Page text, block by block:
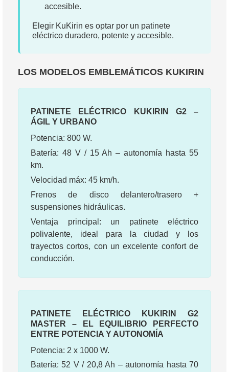
accesible.
Elegir KuKirin es optar por un patinete
eléctrico duradero, potente y accesible.
LOS MODELOS EMBLEMÁTICOS KUKIRIN
PATINETE ELÉCTRICO KUKIRIN G2 –
ÁGIL Y URBANO
Potencia: 800 W.
Batería: 48 V / 15 Ah – autonomía hasta 55
km.
Velocidad máx: 45 km/h.
Frenos de disco delantero/trasero +
suspensiones hidráulicas.
Ventaja principal: un patinete eléctrico
polivalente, ideal para la ciudad y los
trayectos cortos, con un excelente confort de
conducción.
PATINETE ELÉCTRICO KUKIRIN G2
MASTER – EL EQUILIBRIO PERFECTO
ENTRE POTENCIA Y AUTONOMÍA
Potencia: 2 x 1000 W.
Batería: 52 V / 20,8 Ah – autonomía hasta 70